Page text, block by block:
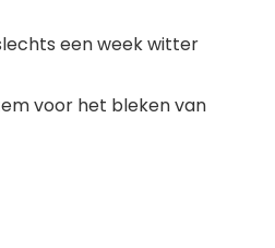
een week witter
voor het bleken van